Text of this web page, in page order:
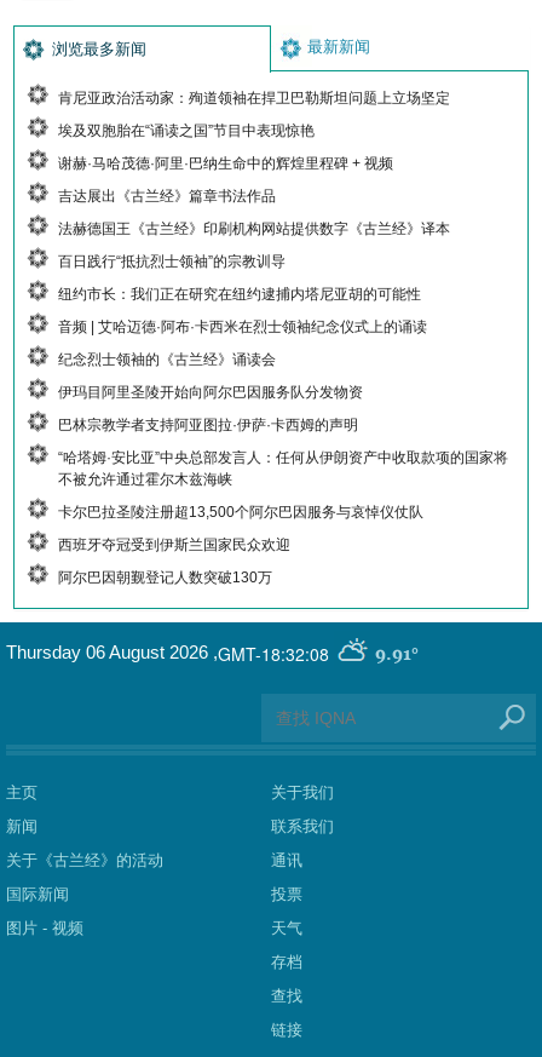
浏览最多新闻 最新新闻
肯尼亚政治活动家：殉道领袖在捍卫巴勒斯坦问题上立场坚定
埃及双胞胎在“诵读之国”节目中表现惊艳
谢赫·马哈茂德·阿里·巴纳生命中的辉煌里程碑 + 视频
吉达展出《古兰经》篇章书法作品
法赫德国王《古兰经》印刷机构网站提供数字《古兰经》译本
百日践行“抵抗烈士领袖”的宗教训导
纽约市长：我们正在研究在纽约逮捕内塔尼亚胡的可能性
音频 | 艾哈迈德·阿布·卡西米在烈士领袖纪念仪式上的诵读
纪念烈士领袖的《古兰经》诵读会
伊玛目阿里圣陵开始向阿尔巴因服务队分发物资
巴林宗教学者支持阿亚图拉·伊萨·卡西姆的声明
“哈塔姆·安比亚”中央总部发言人：任何从伊朗资产中收取款项的国家将
不被允许通过霍尔木兹海峡
卡尔巴拉圣陵注册超13,500个阿尔巴因服务与哀悼仪仗队
西班牙夺冠受到伊斯兰国家民众欢迎
阿尔巴因朝觐登记人数突破130万
GMT-18:32:08 9.91°
Thursday 06 August 2026 ,
主页
新闻
关于《古兰经》的活动
国际新闻
图片 - 视频
关于我们
联系我们
通讯
投票
天气
存档
查找
链接